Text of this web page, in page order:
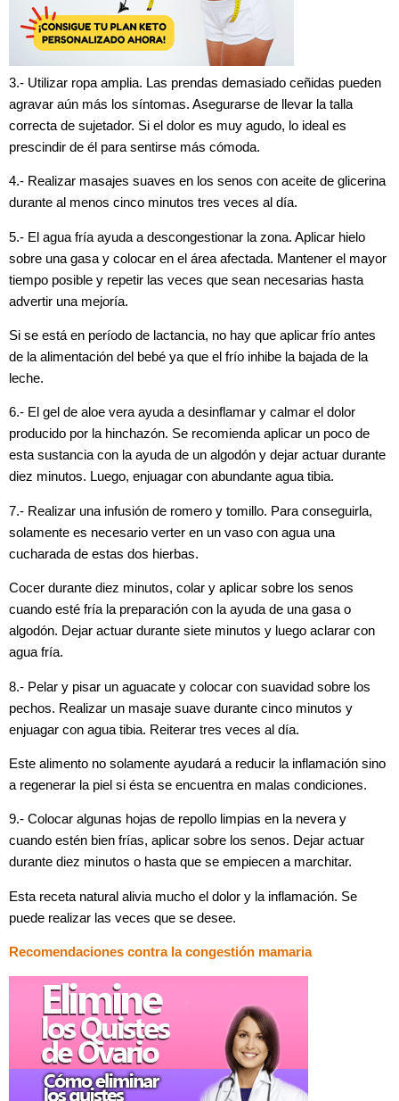
3.- Utilizar ropa amplia. Las prendas demasiado ceñidas pueden
agravar aún más los síntomas. Asegurarse de llevar la talla
correcta de sujetador. Si el dolor es muy agudo, lo ideal es
prescindir de él para sentirse más cómoda.
4.- Realizar masajes suaves en los senos con aceite de glicerina
durante al menos cinco minutos tres veces al día.
5.- El agua fría ayuda a descongestionar la zona. Aplicar hielo
sobre una gasa y colocar en el área afectada. Mantener el mayor
tiempo posible y repetir las veces que sean necesarias hasta
advertir una mejoría.
Si se está en período de lactancia, no hay que aplicar frío antes
de la alimentación del bebé ya que el frío inhibe la bajada de la
leche.
6.- El gel de aloe vera ayuda a desinflamar y calmar el dolor
producido por la hinchazón. Se recomienda aplicar un poco de
esta sustancia con la ayuda de un algodón y dejar actuar durante
diez minutos. Luego, enjuagar con abundante agua tibia.
7.- Realizar una infusión de romero y tomillo. Para conseguirla,
solamente es necesario verter en un vaso con agua una
cucharada de estas dos hierbas.
Cocer durante diez minutos, colar y aplicar sobre los senos
cuando esté fría la preparación con la ayuda de una gasa o
algodón. Dejar actuar durante siete minutos y luego aclarar con
agua fría.
8.- Pelar y pisar un aguacate y colocar con suavidad sobre los
pechos. Realizar un masaje suave durante cinco minutos y
enjuagar con agua tibia. Reiterar tres veces al día.
Este alimento no solamente ayudará a reducir la inflamación sino
a regenerar la piel si ésta se encuentra en malas condiciones.
9.- Colocar algunas hojas de repollo limpias en la nevera y
cuando estén bien frías, aplicar sobre los senos. Dejar actuar
durante diez minutos o hasta que se empiecen a marchitar.
Esta receta natural alivia mucho el dolor y la inflamación. Se
puede realizar las veces que se desee.
Recomendaciones contra la congestión mamaria